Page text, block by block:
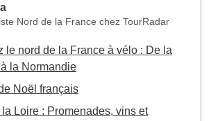
Nord de la France chez TourRadar
le nord de la France à vélo : De la
la Normandie
Noël français
Loire : Promenades, vins et